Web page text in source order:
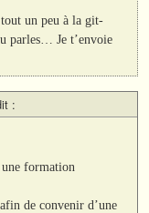
un peu à la git-
parles… Je t’envoie
:
formation
de convenir d’une